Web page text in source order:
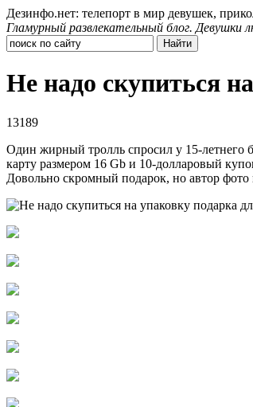
Дезинфо.нет: телепорт в мир девушек,
Гламурный развлекательный блог.
Не надо скупиться
13189
Один жирный тролль спросил у 15-летнего
карту размером 16 Gb и 10-долларовый
Довольно скромный подарок, но автор